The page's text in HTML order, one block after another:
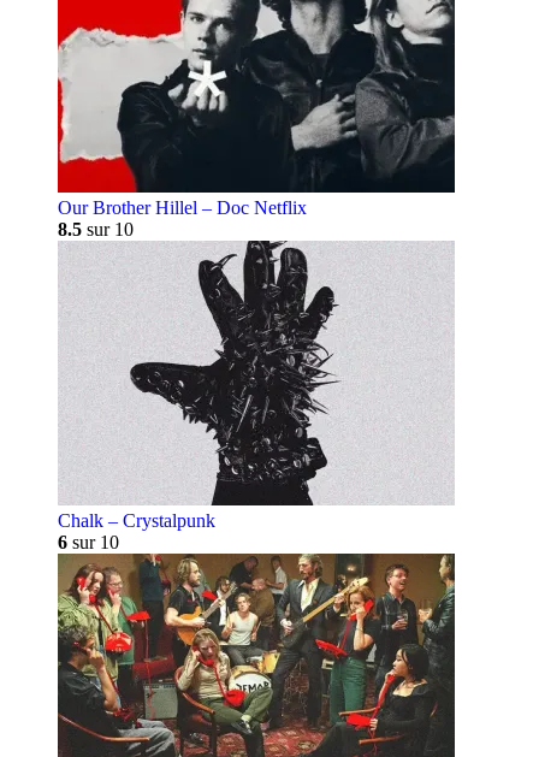
Our Brother Hillel – Doc Netflix
8.5 sur 10
Chalk – Crystalpunk
6 sur 10